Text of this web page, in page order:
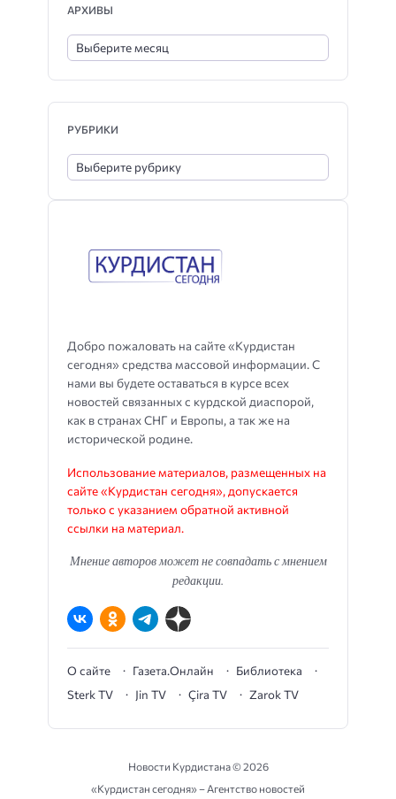
Добро пожаловать на сайте «Курдистан
сегодня» средства массовой информации. С
нами вы будете оставаться в курсе всех
новостей связанных с курдской диаспорой,
как в странах СНГ и Европы, а так же на
исторической родине.
Использование материалов, размещенных на
сайте «Курдистан сегодня», допускается
только с указанием обратной активной
ссылки на материал.
Мнение авторов может не совпадать с мнением
редакции.
О сайте Газета.Онлайн
Библиотека
Sterk TV
Jin TV Çira TV Zarok TV
АРХИВЫ
РУБРИКИ
Новости Курдистана ©2026
«Курдистан сегодня» – Агентство новостей